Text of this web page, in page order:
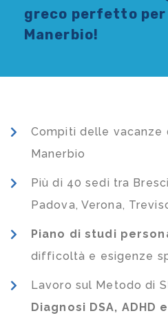
greco perfetto per
Manerbio!
Compiti delle vacanze
Manerbio
Più di 40 sedi tra
Padova, Verona,
Piano di studi
difficoltà e esigenze
Lavoro sul Metodo di
Diagnosi DSA, ADHD